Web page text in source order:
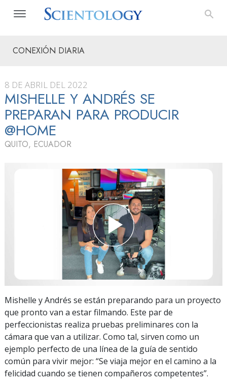
CONEXIÓN DIARIA
8 DE ABRIL DEL 2022
MISHELLE Y ANDRÉS SE
PREPARAN PARA PRODUCIR
@HOME
QUITO, ECUADOR
Mishelle y Andrés se están preparando para un proyecto
que pronto van a estar filmando. Este par de
perfeccionistas realiza pruebas preliminares con la
cámara que van a utilizar. Como tal, sirven como un
ejemplo perfecto de una línea de la guía de sentido
común para vivir mejor: “Se viaja mejor en el camino a la
felicidad cuando se tienen compañeros competentes”.